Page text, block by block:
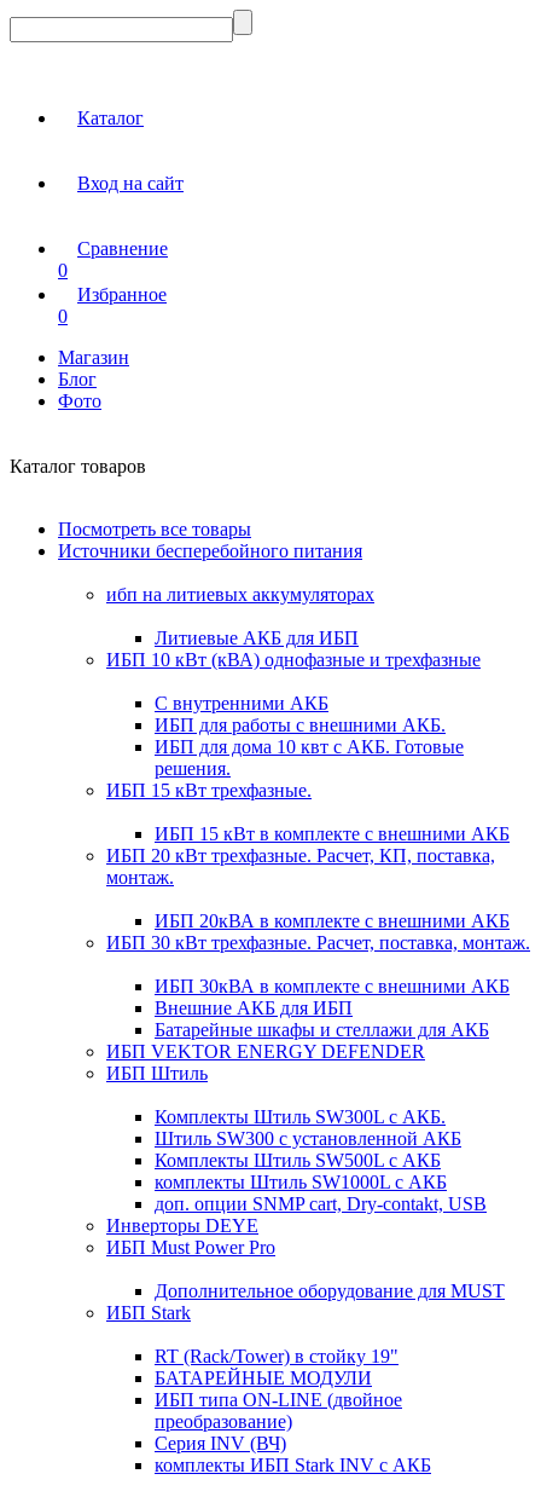
Каталог
Вход на сайт
Сравнение
0
Избранное
0
Магазин
Блог
Фото
Каталог товаров
Посмотреть все товары
Источники бесперебойного питания
ибп на литиевых аккумуляторах
Литиевые АКБ для ИБП
ИБП 10 кВт (кВА) однофазные и трехфазные
С внутренними АКБ
ИБП для работы с внешними АКБ.
ИБП для дома 10 квт с АКБ. Готовые
решения.
ИБП 15 кВт трехфазные.
ИБП 15 кВт в комплекте с внешними АКБ
ИБП 20 кВт трехфазные. Расчет, КП, поставка,
монтаж.
ИБП 20кВА в комплекте с внешними АКБ
ИБП 30 кВт трехфазные. Расчет, поставка, монтаж.
ИБП 30кВА в комплекте с внешними АКБ
Внешние АКБ для ИБП
Батарейные шкафы и стеллажи для АКБ
ИБП VEKTOR ENERGY DEFENDER
ИБП Штиль
Комплекты Штиль SW300L с АКБ.
Штиль SW300 с установленной АКБ
Комплекты Штиль SW500L с АКБ
комплекты Штиль SW1000L с АКБ
доп. опции SNMP cart, Dry-contakt, USB
Инверторы DEYE
ИБП Must Power Pro
Дополнительное оборудование для MUST
ИБП Stark
RT (Rack/Tower) в стойку 19"
БАТАРЕЙНЫЕ МОДУЛИ
ИБП типа ON-LINE (двойное
преобразование)
Серия INV (ВЧ)
комплекты ИБП Stark INV с АКБ